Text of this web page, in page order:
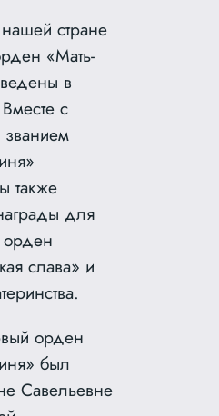
стране
«Мать-
в
с
также
для
слава» и
орден
был
Савельевне